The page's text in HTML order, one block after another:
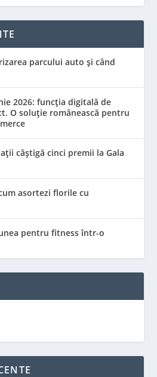
parcului auto și când
2026: funcția digitală de
O soluție românească pentru
câștigă cinci premii la Gala
asortezi florile cu
pentru fitness într-o